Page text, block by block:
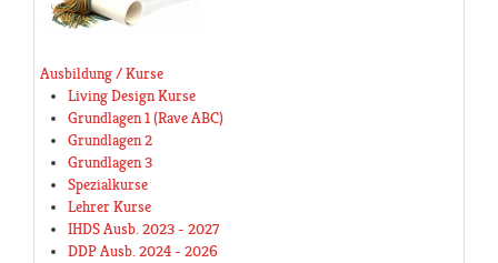
Ausbildung / Kurse
Living Design Kurse
Grundlagen 1 (Rave ABC)
Grundlagen 2
Grundlagen 3
Spezialkurse
Lehrer Kurse
IHDS Ausb. 2023 - 2027
DDP Ausb. 2024 - 2026